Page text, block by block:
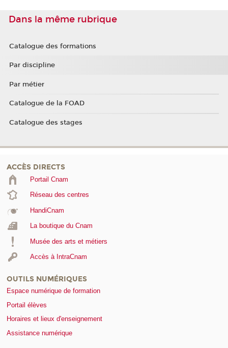
Dans la même rubrique
Catalogue des formations
Par discipline
Par métier
Catalogue de la FOAD
Catalogue des stages
ACCÈS DIRECTS
Portail Cnam
Réseau des centres
HandiCnam
La boutique du Cnam
Musée des arts et métiers
Accès à IntraCnam
OUTILS NUMÉRIQUES
Espace numérique de formation
Portail élèves
Horaires et lieux d'enseignement
Assistance numérique